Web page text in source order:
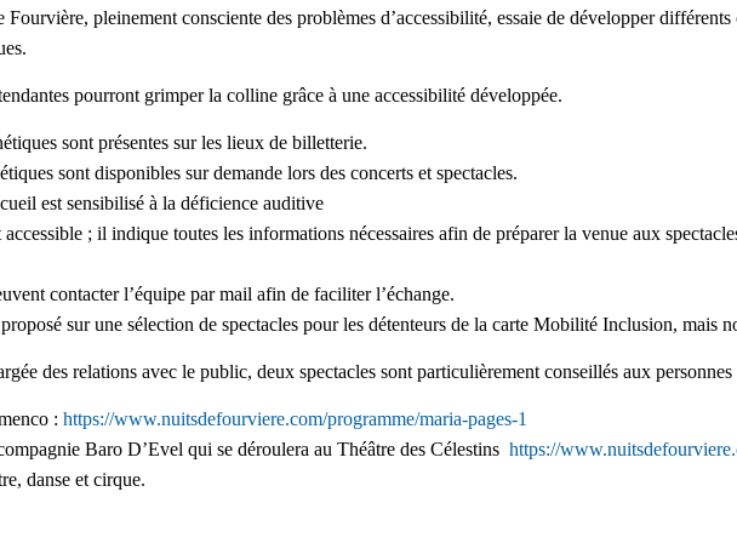
Fourvière, pleinement consciente des problèmes d’accessibilité, essaie de développer
pourront grimper la colline grâce à une accessibilité développée.
sont présentes sur les lieux de billetterie.
sont disponibles sur demande lors des concerts et spectacles.
est sensibilisé à la déficience auditive
; il indique toutes les informations nécessaires afin de préparer la venue aux
contacter l’équipe par mail afin de faciliter l’échange.
sur une sélection de spectacles pour les détenteurs de la carte Mobilité Inclusion, mais
des relations avec le public, deux spectacles sont particulièrement conseillés aux
: https://www.nuitsdefourviere.com/programme/maria-pages-1
Baro D’Evel qui se déroulera au Théâtre des Célestins https://
danse et cirque.